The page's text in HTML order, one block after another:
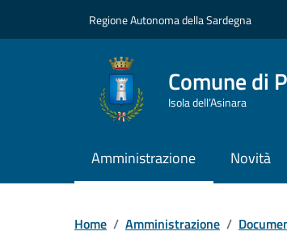
Regione Autonoma della Sardegna
Comune di
Isola dell’Asinara
Amministrazione Novità
Home / Amministrazione /